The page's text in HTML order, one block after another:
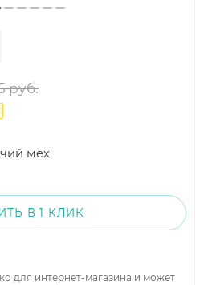
руб.
мех
В 1 КЛИК
для интернет-магазина и может